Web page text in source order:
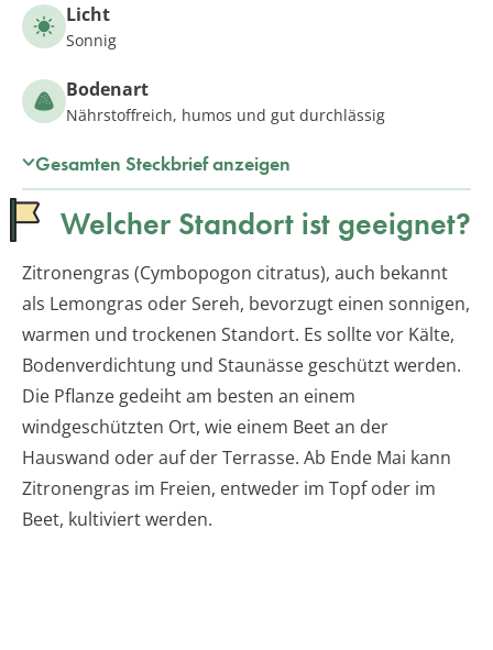
Licht
Sonnig
Bodenart
Nährstoffreich, humos und gut durchlässig
Gesamten Steckbrief anzeigen
Welcher Standort ist geeignet?
Zitronengras (Cymbopogon citratus), auch bekannt
als Lemongras oder Sereh, bevorzugt einen sonnigen,
warmen und trockenen Standort. Es sollte vor Kälte,
Bodenverdichtung und Staunässe geschützt werden.
Die Pflanze gedeiht am besten an einem
windgeschützten Ort, wie einem Beet an der
Hauswand oder auf der Terrasse. Ab Ende Mai kann
Zitronengras im Freien, entweder im Topf oder im
Beet, kultiviert werden.